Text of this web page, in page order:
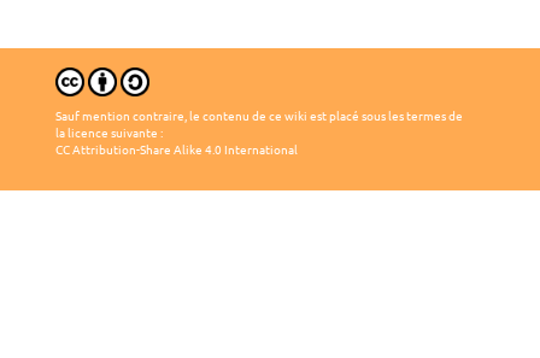
Sauf mention contraire, le contenu de ce wiki est placé sous les termes de
la licence suivante :
CC Attribution-Share Alike 4.0 International